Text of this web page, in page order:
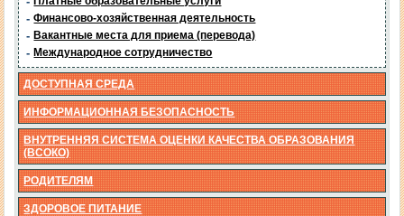
- Финансово-хозяйственная деятельность
- Вакантные места для приема (перевода)
- Международное сотрудничество
ДОСТУПНАЯ СРЕДА
ИНФОРМАЦИОННАЯ БЕЗОПАСНОСТЬ
ВНУТРЕННЯЯ СИСТЕМА ОЦЕНКИ КАЧЕСТВА ОБРАЗОВАНИЯ
(ВСОКО)
РОДИТЕЛЯМ
ЗДОРОВОЕ ПИТАНИЕ